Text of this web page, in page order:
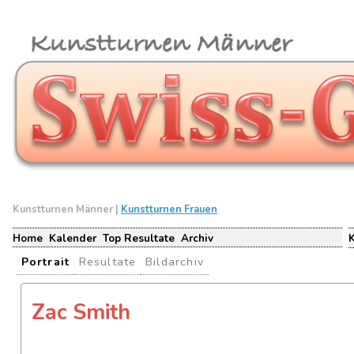
Kunstturnen Männer | Kunstturnen Frauen
Home Kalender Top Resultate Archiv
Portrait Resultate Bildarchiv
Zac Smith